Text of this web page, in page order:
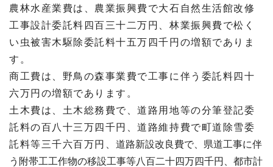
農林水産業費は、農業振興費で大石自然生活館改修
工事設計委託料四百三十二万円、林業振興費で松く
い虫被害木駆除委託料十五万四千円の増額でありま
す。
商工費は、野鳥の森事業費で工事に伴う委託料四十
六万円の増額であります。
土木費は、土木総務費で、道路用地等の分筆登記委
託料の百八十三万四千円、道路維持費で町道除雪委
託料等三千六百万円、道路新設改良費で、県道工事に伴
う附帯工工作物の移設工事等八百二十四万四千円、都市計